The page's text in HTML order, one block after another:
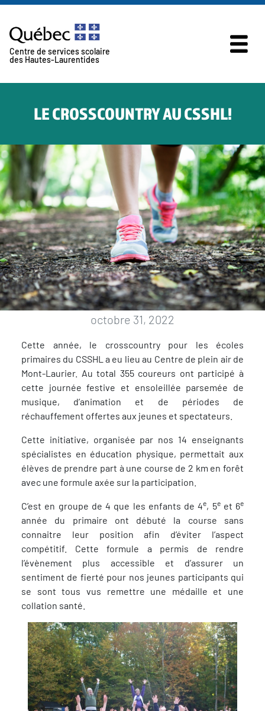
Centre de services scolaire
des Hautes-Laurentides
LE CROSSCOUNTRY AU CSSHL!
octobre 31, 2022
Cette année, le crosscountry pour les écoles
primaires du CSSHL a eu lieu au Centre de plein air de
Mont-Laurier. Au total 355 coureurs ont participé à
cette journée festive et ensoleillée parsemée de
musique, d’animation et de périodes de
réchauffement offertes aux jeunes et spectateurs.
Cette initiative, organisée par nos 14 enseignants
spécialistes en éducation physique, permettait aux
élèves de prendre part à une course de 2 km en forêt
avec une formule axée sur la participation.
C’est en groupe de 4 que les enfants de 4e, 5eet 6e
année du primaire ont débuté la course sans
connaitre leur position afin d’éviter l’aspect
compétitif. Cette formule a permis de rendre
l’évènement plus accessible et d’assurer un
sentiment de fierté pour nos jeunes participants qui
se sont tous vus remettre une médaille et une
collation santé.